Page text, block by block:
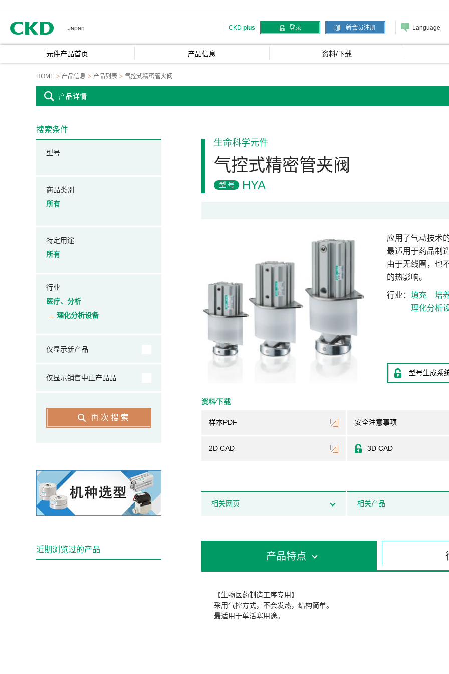
Japan CKD plus 登录 新会员注册 Language
元件产品首页 产品信息 资料/下载
HOME 产品信息 产品列表 气控式精密管夹阀
产品详情
生命科学元件
气控式精密管夹阀
型号 HYA
应用了气动技术
最适用于药品制
由于无线圈，也
的热影响。
行业 填充
培
理化分析
型号生成系
资料⁄下载
样本PDF 安全注意事项
2D CAD 3D CAD
相关网页 相关产品
产品特点
【生物医药制造工序专用】
采用气控方式，不会发热，结构简单。
最适用于单活塞用途。
搜索条件
型号
商品类别
所有
特定用途
所有
行业
医疗、分析
理化分析设备
仅显示新产品
仅显示销售中止产品品
再次搜索
近期浏览过的产品